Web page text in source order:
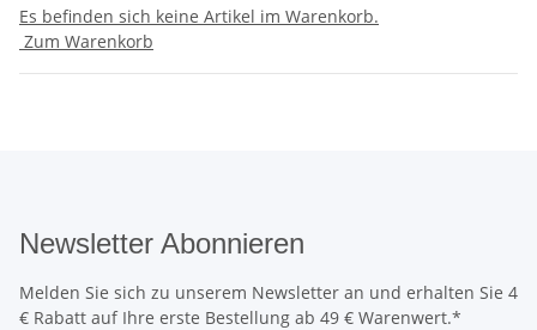
Es befinden sich keine Artikel im Warenkorb.
Zum Warenkorb
Newsletter Abonnieren
Melden Sie sich zu unserem Newsletter an und erhalten Sie 4
€ Rabatt auf Ihre erste Bestellung ab 49 € Warenwert.*